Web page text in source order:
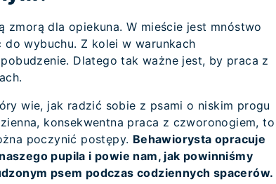
dla opiekuna. W mieście jest mnóstwo
wybuchu. Z kolei w warunkach
Dlatego tak ważne jest, by praca z
wie, jak radzić sobie z psami o niskim progu
konsekwentna praca z czworonogiem, to
poczynić postępy. Behawiorysta opracuje
pupila i powie nam, jak powinniśmy
psem podczas codziennych spacerów.